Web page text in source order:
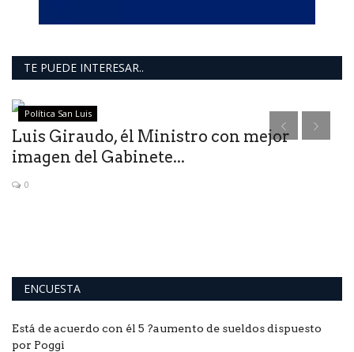
TE PUEDE INTERESAR..
Política San Luis
Luis Giraudo, él Ministro con mejor
imagen del Gabinete...
0
ENCUESTA
Está de acuerdo con él 5 ?aumento de sueldos dispuesto
por Poggi